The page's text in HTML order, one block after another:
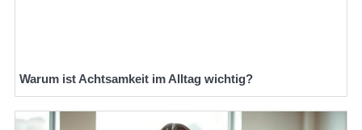
Warum ist Achtsamkeit im Alltag wichtig?